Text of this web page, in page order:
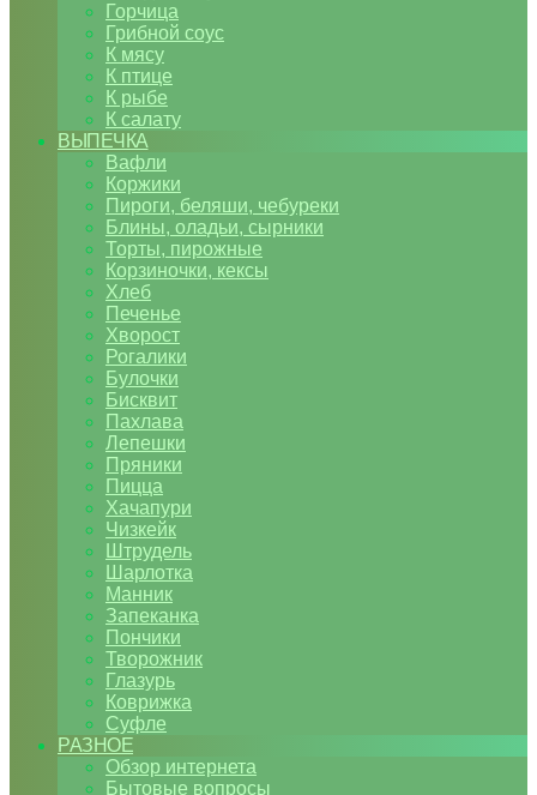
Горчица
Грибной соус
К мясу
К птице
К рыбе
К салату
ВЫПЕЧКА
Вафли
Коржики
Пироги, беляши, чебуреки
Блины, оладьи, сырники
Торты, пирожные
Корзиночки, кексы
Хлеб
Печенье
Хворост
Рогалики
Булочки
Бисквит
Пахлава
Лепешки
Пряники
Пицца
Хачапури
Чизкейк
Штрудель
Шарлотка
Манник
Запеканка
Пончики
Творожник
Глазурь
Коврижка
Суфле
РАЗНОЕ
Обзор интернета
Бытовые вопросы